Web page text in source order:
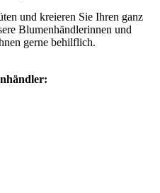
und kreieren Sie Ihren ganz
Blumenhändlerinnen und
gerne behilflich.